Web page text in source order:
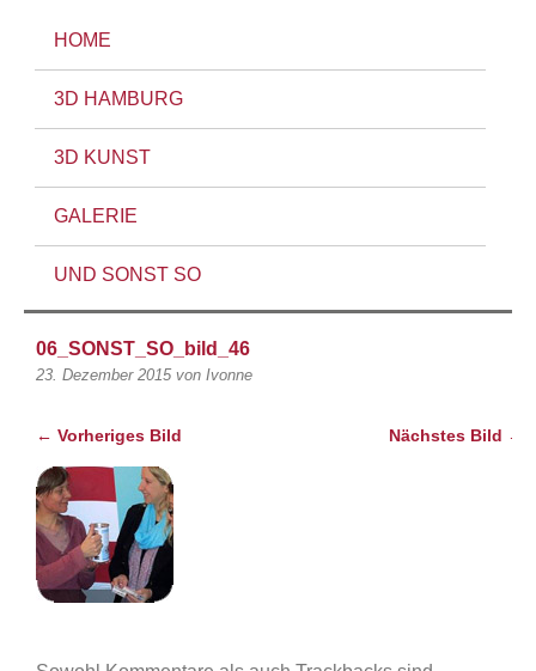
HOME
3D HAMBURG
3D KUNST
GALERIE
UND SONST SO
06_SONST_SO_bild_46
23. Dezember 2015 von Ivonne
← Vorheriges Bild Nächstes Bild →